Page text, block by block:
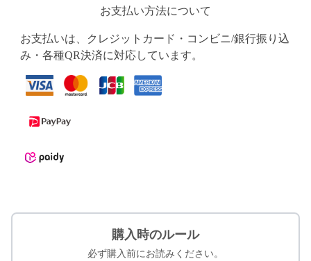
お支払い方法について
お支払いは、クレジットカード・コンビニ/銀行振り込
み・各種QR決済に対応しています。
購入時のルール
必ず購入前にお読みください。